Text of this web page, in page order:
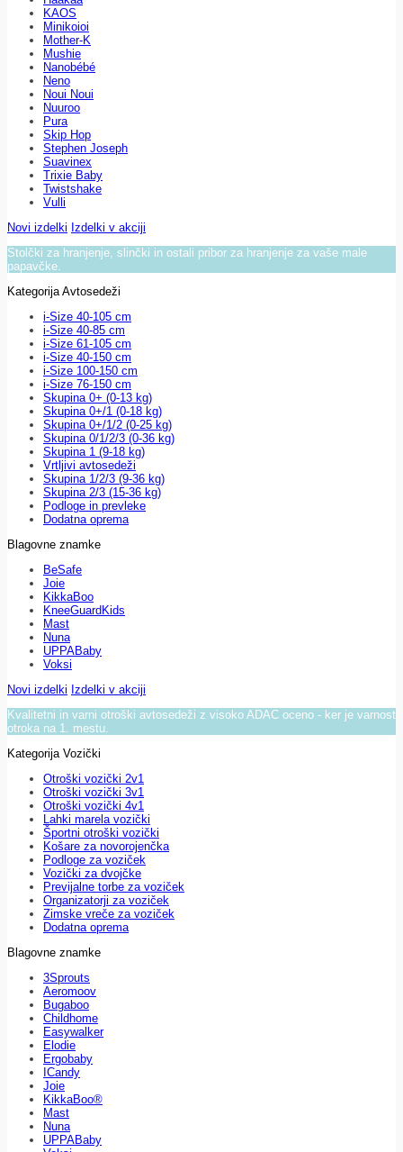
KAOS
Minikoioi
Mother-K
Mushie
Nanobébé
Neno
Noui Noui
Nuuroo
Pura
Skip Hop
Stephen Joseph
Suavinex
Trixie Baby
Twistshake
Vulli
Novi izdelki Izdelki v akciji
Stolčki za hranjenje, slinčki in ostali pribor za hranjenje za vaše male
papavčke.
Kategorija Avtosedeži
i-Size 40-105 cm
i-Size 40-85 cm
i-Size 61-105 cm
i-Size 40-150 cm
i-Size 100-150 cm
i-Size 76-150 cm
Skupina 0+ (0-13 kg)
Skupina 0+/1 (0-18 kg)
Skupina 0+/1/2 (0-25 kg)
Skupina 0/1/2/3 (0-36 kg)
Skupina 1 (9-18 kg)
Vrtljivi avtosedeži
Skupina 1/2/3 (9-36 kg)
Skupina 2/3 (15-36 kg)
Podloge in prevleke
Dodatna oprema
Blagovne znamke
BeSafe
Joie
KikkaBoo
KneeGuardKids
Mast
Nuna
UPPABaby
Voksi
Novi izdelki Izdelki v akciji
Kvalitetni in varni otroški avtosedeži z visoko ADAC oceno - ker je varnost
otroka na 1. mestu.
Kategorija Vozički
Otroški vozički 2v1
Otroški vozički 3v1
Otroški vozički 4v1
Lahki marela vozički
Športni otroški vozički
Košare za novorojenčka
Podloge za voziček
Vozički za dvojčke
Previjalne torbe za voziček
Organizatorji za voziček
Zimske vreče za voziček
Dodatna oprema
Blagovne znamke
3Sprouts
Aeromoov
Bugaboo
Childhome
Easywalker
Elodie
Ergobaby
ICandy
Joie
KikkaBoo®
Mast
Nuna
UPPABaby